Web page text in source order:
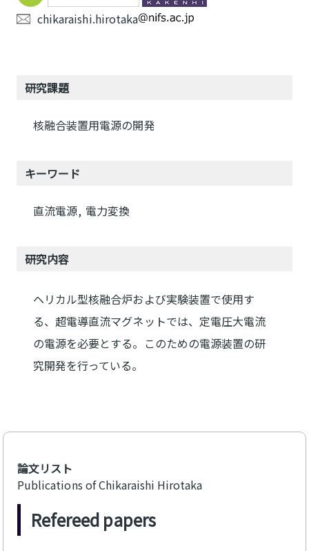
chikaraishi.hirotaka
研究課題
核融合装置用電源の開発
キーワード
直流電源 電力変換
研究内容
ヘリカル型核融合炉および実験装置で使用す
る、超電導直流マグネットでは、定電圧大電流
の電源を必要とする。このための電源装置の研
究開発を行っている。
論文リスト
Publications of Chikaraishi Hirotaka
Refereed papers